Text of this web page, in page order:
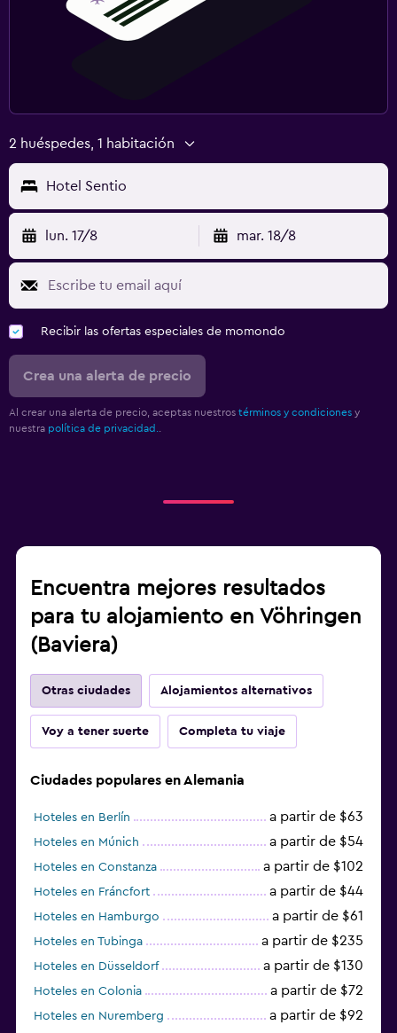
2 huéspedes, 1 habitación
Hotel Sentio
lun. 17/8 mar. 18/8
Recibir las ofertas especiales de momondo
Crea una alerta de precio
Al crear una alerta de precio, aceptas nuestros términos y condiciones y
nuestra política de privacidad.
Encuentra mejores resultados
para tu alojamiento en Vöhringen
(Baviera)
Otras ciudades Alojamientos alternativos
Voy a tener suerte Completa tu viaje
Ciudades populares en Alemania
Hoteles en Berlín a partir de $63
Hoteles en Múnich a partir de $54
Hoteles en Constanza a partir de $102
Hoteles en Fráncfort a partir de $44
Hoteles en Hamburgo a partir de $61
Hoteles en Tubinga a partir de $235
Hoteles en Düsseldorf a partir de $130
Hoteles en Colonia a partir de $72
Hoteles en Nuremberg a partir de $92